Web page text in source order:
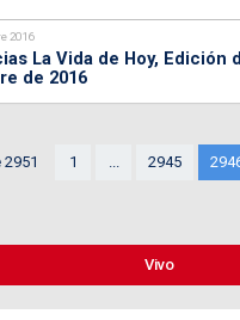
2016
La Vida de Hoy, Edición
de 2016
2951 1 ... 2945
Vivo